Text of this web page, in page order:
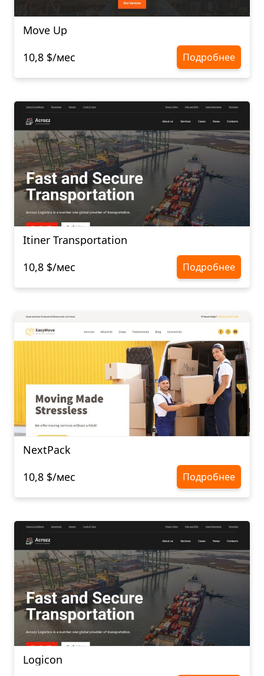
Move Up
10,8 $/мес
Подробнее
Itiner Transportation
10,8 $/мес
Подробнее
NextPack
10,8 $/мес
Подробнее
Logicon